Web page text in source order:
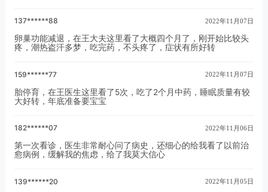
137******88 2022年11月07日
卵巢功能减退，在王大夫这里看了大概四个月了，刚开始比较头
疼，潮热盗汗多梦，吃完药，不头疼了，症状有所好转
159******77 2022年11月07日
胎停育，在王医生这里看了5次，吃了2个月中药，睡眠质量有较
大好转，年底准备要宝宝
182******07 2022年11月06日
第一次看诊，医生非常耐心问了病史，还细心的给我看了以前治
愈病例，缓解我的焦虑，给了我莫大信心
139******20 2022年11月05日